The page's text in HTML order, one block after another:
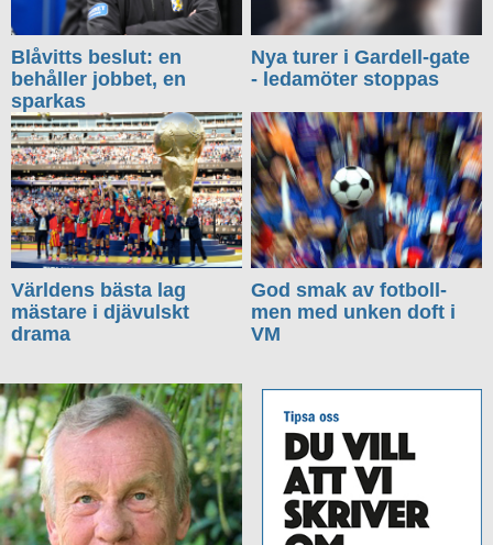
Blåvitts beslut: en
behåller jobbet, en
sparkas
Nya turer i Gardell-gate
- ledamöter stoppas
Världens bästa lag
mästare i djävulskt
drama
God smak av fotboll-
men med unken doft i
VM